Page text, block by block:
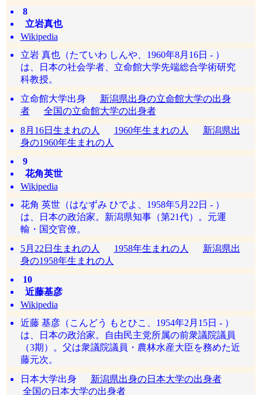
8
立岩真也
Wikipedia
立岩 真也（たていわ しんや、1960年8月16日 - ）
は、日本の社会学者、立命館大学先端総合学術研究
科教授。
立命館大学出身 新潟県出身の立命館大学の出身
者
全国の立命館大学の出身者
8月16日生まれの人
1960年生まれの人
新潟県出
身の1960年生まれの人
9
花角英世
Wikipedia
花角 英世（はなずみ ひでよ、1958年5月22日 - ）
は、日本の政治家。新潟県知事（第21代）。元運
輸・国交官僚。
5月22日生まれの人
1958年生まれの人
新潟県出
身の1958年生まれの人
10
近藤基彦
Wikipedia
近藤 基彦（こんどう もとひこ、1954年2月15日 - ）
は、日本の政治家。自由民主党所属の前衆議院議員
（3期）。父は衆議院議員・農林水産大臣を務めた近
藤元次。
日本大学出身 新潟県出身の日本大学の出身者
全国の日本大学の出身者